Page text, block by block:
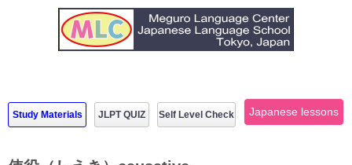
Study Materials JLPT QUIZ Self Level Check Japanese lessons